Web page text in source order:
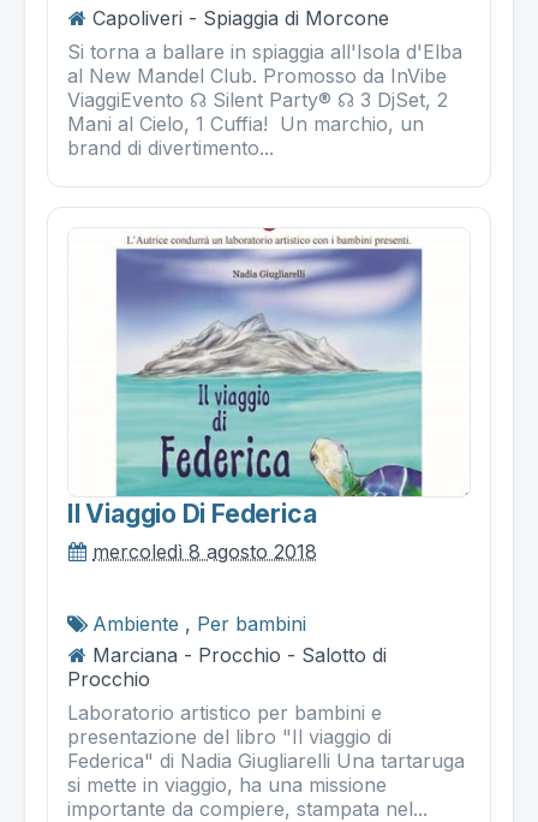
Capoliveri - Spiaggia di Morcone
Si torna a ballare in spiaggia all'Isola d'Elba
al New Mandel Club. Promosso da InVibe
ViaggiEvento ☊ Silent Party® ☊ 3 DjSet, 2
Mani al Cielo, 1 Cuffia! Un marchio, un
brand di divertimento...
Il Viaggio Di Federica
mercoledì 8 agosto 2018
Ambiente , Per bambini
Marciana - Procchio - Salotto di
Procchio
Laboratorio artistico per bambini e
presentazione del libro "Il viaggio di
Federica" di Nadia Giugliarelli Una tartaruga
si mette in viaggio, ha una missione
importante da compiere, stampata nel...